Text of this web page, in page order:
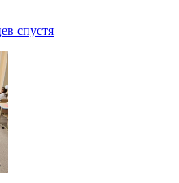
спустя